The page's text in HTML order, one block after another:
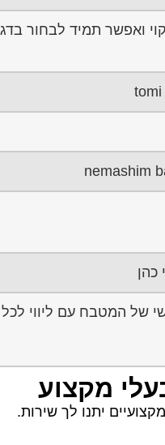
ואפשר תמיד לבחור
tomi
nemashim
כהן
של המטבח עם ליווי לכל
מקצוע
יתנו לך שירות.